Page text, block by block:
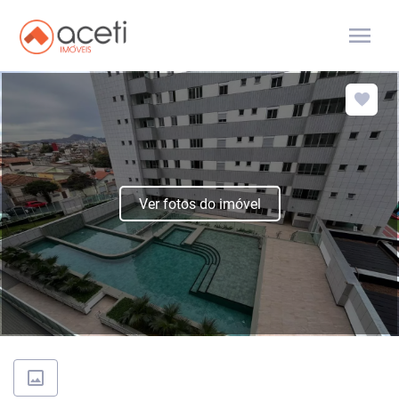
menu
Ver fotos do imóvel